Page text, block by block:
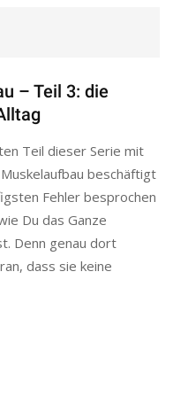
– Teil 3: die
Teil dieser Serie mit
beschäftigt
Fehler besprochen
Du das Ganze
Denn genau dort
dass sie keine